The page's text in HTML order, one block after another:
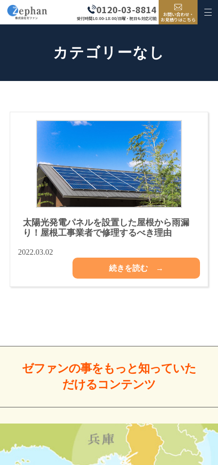
0120-03-8814
受付時間10:00-18:00/日曜・祝日も対応可能
お問い合わせ・
お見積りはこちら
カテゴリーなし
太陽光発電パネルを設置した屋根から雨漏
り！屋根工事業者で修理するべき理由
2022.03.02
続きを読む →
ゼファンの事をもっと知っていた
だけるコンテンツ